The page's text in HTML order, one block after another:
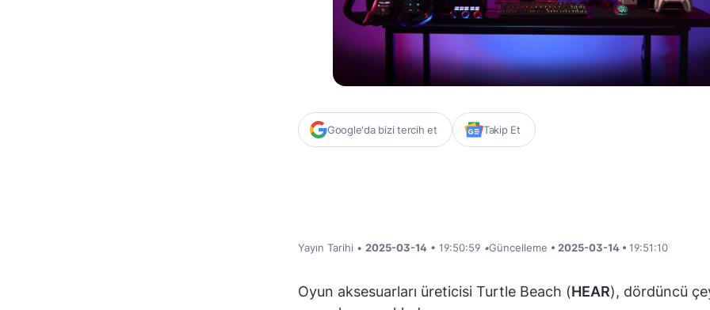
Google'da bizi tercih et Takip Et
Yayın Tarihi • 2025-03-14 • 19:50:59 •Güncelleme • 2025-03-14 • 19:51:10
Oyun aksesuarları üreticisi Turtle Beach (HEAR), dördüncü